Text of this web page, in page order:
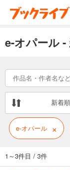
e-オパール -
新着順
e-オパール ×
1～3件目 / 3件